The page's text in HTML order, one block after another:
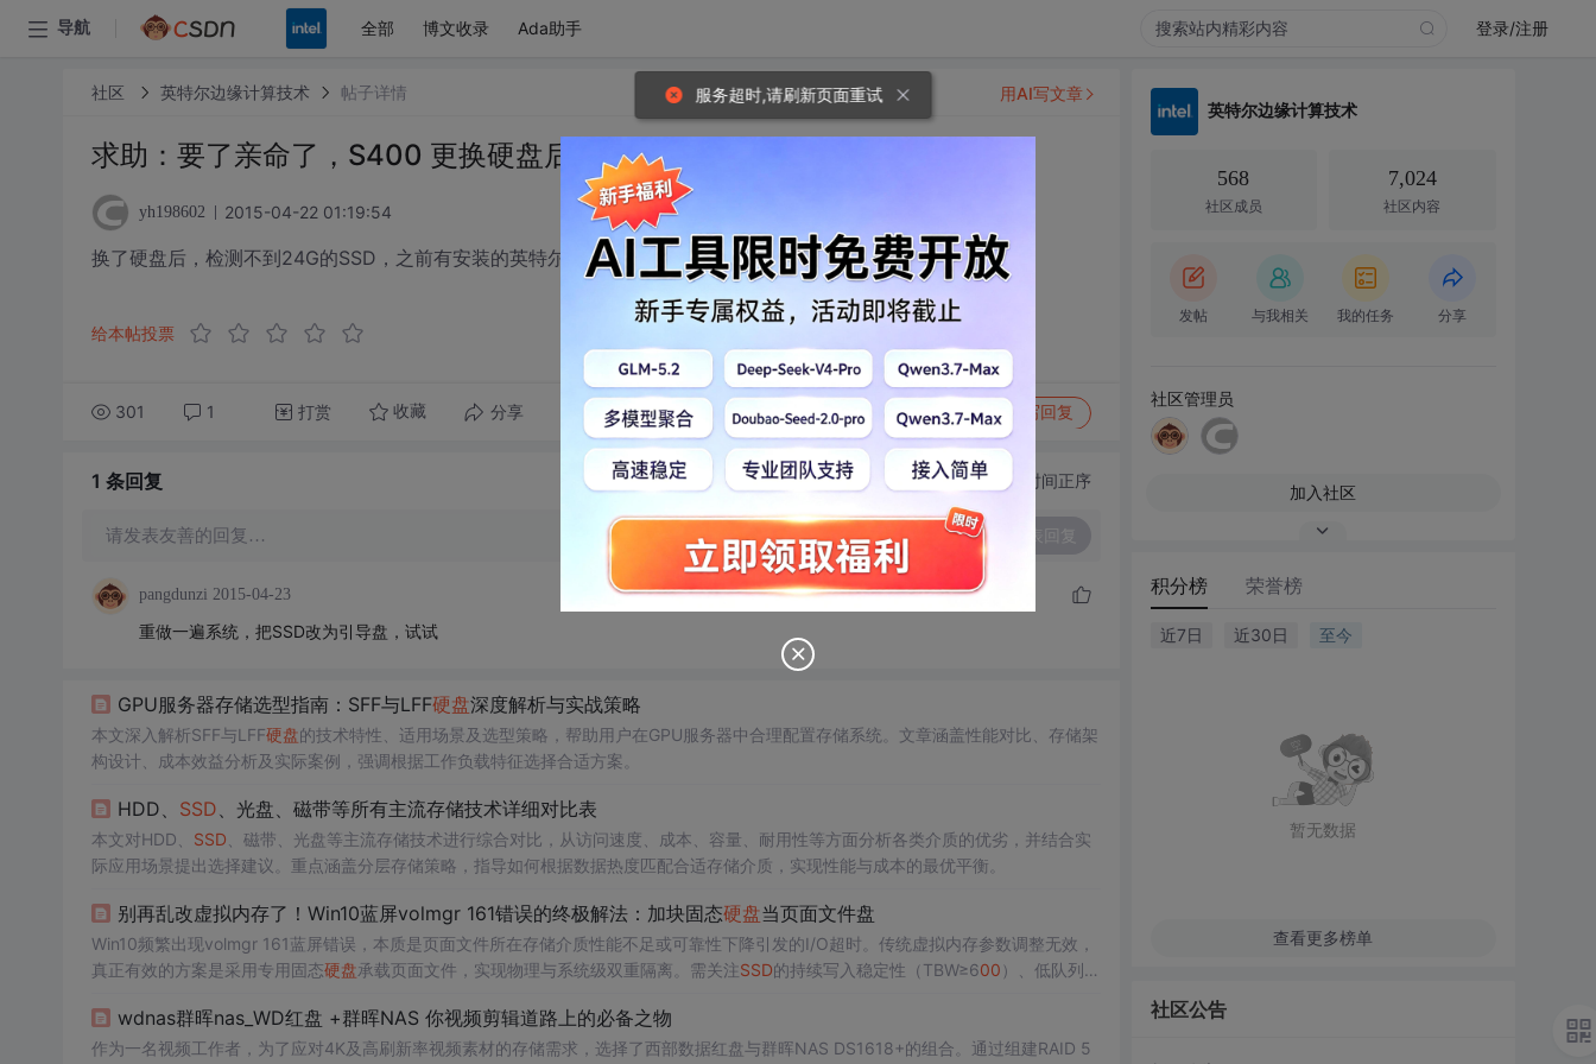
导航 全部 博文收录 Ada助手 登录/注册
社区 英特尔边缘计算技术 帖子详情
求助：要了亲命了，S400 更换硬盘后 SSD无法高速缓存
yh198602 2015-04-22 01:19:54
换了硬盘后，检测不到24G的SSD，之前有安装的英特尔快速存储技术也没有运行。
给本帖投票
301 1 打赏 收藏 分享 转发到动态 举报 写回复
用AI写文章
1 条回复 切换为时间正序
请发表友善的回复…
pangdunzi 2015-04-23
重做一遍系统，把SSD改为引导盘，试试
GPU服务器存储选型指南：SFF与LFF硬盘深度解析与实战策略
本文深入解析SFF与LFF硬盘的技术特性、适用场景及选型策略，帮助用户在GPU服务器中合理配置存储系统。文章涵盖性能对比、存储架
构设计、成本效益分析及实际案例，强调根据工作负载特征选择合适方案。
HDD、 SSD、光盘、磁带等所有主流存储技术详细对比表
本文对HDD、 SSD 、磁带、光盘等主流存储技术进行综合对比，从访问速度、成本、容量、耐用性等方面分析各类介质的优劣，并结合实
际应用场景提出选择建议。重点涵盖分层存储策略，指导如何根据数据热度匹配合适存储介质，实现性能与成本的最优平衡。
别再乱改虚拟内存了！Win10蓝屏volmgr 161错误的终极解法：加块固态硬盘当页面文件盘
Win10频繁出现volmgr 161蓝屏错误，本质是页面文件所在存储介质性能不足或可靠性下降引发的I/O超时。传统虚拟内存参数调整无效，
真正有效的方案是采用专用固态硬盘承载页面文件，实现物理与系统级双重隔离。需关注 SSD的持续写入稳定性（TBW≥600 ）、低队列深
wdnas群晖nas_WD红盘 +群晖NAS 你视频剪辑道路上的必备之物
作为一名视频工作者，为了应对4K及高刷新率视频素材的存储需求，选择了西部数据红盘与群晖NAS DS1618+的组合。通过组建RAID 5
英特尔边缘计算技术
568
社区成员
7,024
社区内容
发帖 与我相关 我的任务 分享
社区管理员
加入社区
积分榜 荣誉榜
近7日 近30日 至今
暂无数据
查看更多榜单
社区公告
服务超时,请刷新页面重试